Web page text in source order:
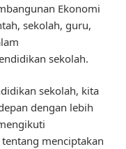
Ekonomi
sekolah, guru,
sekolah.
sekolah, kita
dengan lebih
menciptakan